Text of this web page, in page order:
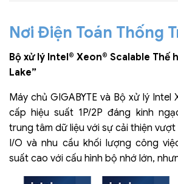
Nơi Điện Toán Thống
Bộ xử lý Intel® Xeon® Scalable Thế
Lake”
Máy chủ GIGABYTE và Bộ xử lý Intel
cấp hiệu suất 1P/2P đáng kinh
trung tâm dữ liệu với sự cải thiện
I/O và nhu cầu khối lượng công
suất cao với cấu hình bộ nhớ lớn,